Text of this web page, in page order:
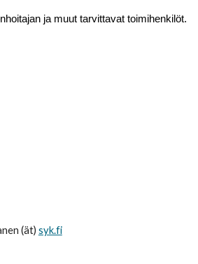
ja muut tarvittavat toimihenkilöt.
(ät) syk.fi